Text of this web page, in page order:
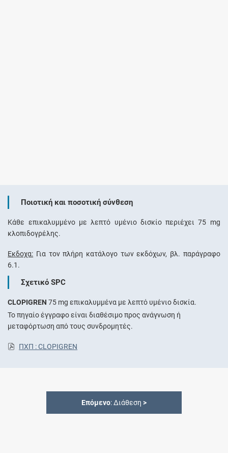
Ποιοτική και ποσοτική σύνθεση
Κάθε επικαλυμμένο με λεπτό υμένιο δισκίο περιέχει 75 mg
κλοπιδογρέλης.
Έκδοχα: Για τον πλήρη κατάλογο των εκδόχων, βλ. παράγραφο
6.1.
Σχετικό SPC
CLOPIGREN 75 mg επικαλυμμένα με λεπτό υμένιο δισκία.
Το πηγαίο έγγραφο είναι διαθέσιμο προς ανάγνωση ή
μεταφόρτωση από τους συνδρομητές.
ΠΧΠ : CLOPIGREN
Επόμενο: Διάθεση >